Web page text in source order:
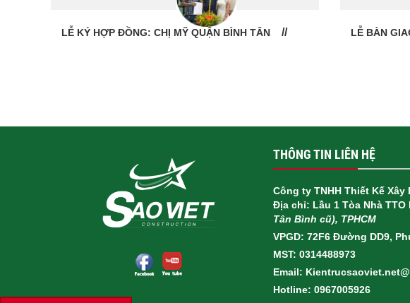
LỄ BÀN GIAO NHÀ: CÔ VÂN QUẬN 11 HỢP ĐỒNG
THÔNG TIN LIÊN HỆ
Công ty TNHH Thiết Kế Xây
Địa chỉ: Lầu 1 Tòa Nhà TTO
Tân Bình cũ), TPHCM
VPGD: 72F6 Đường DD9,
MST: 0314488973
Email:
Hotline: 0967005926